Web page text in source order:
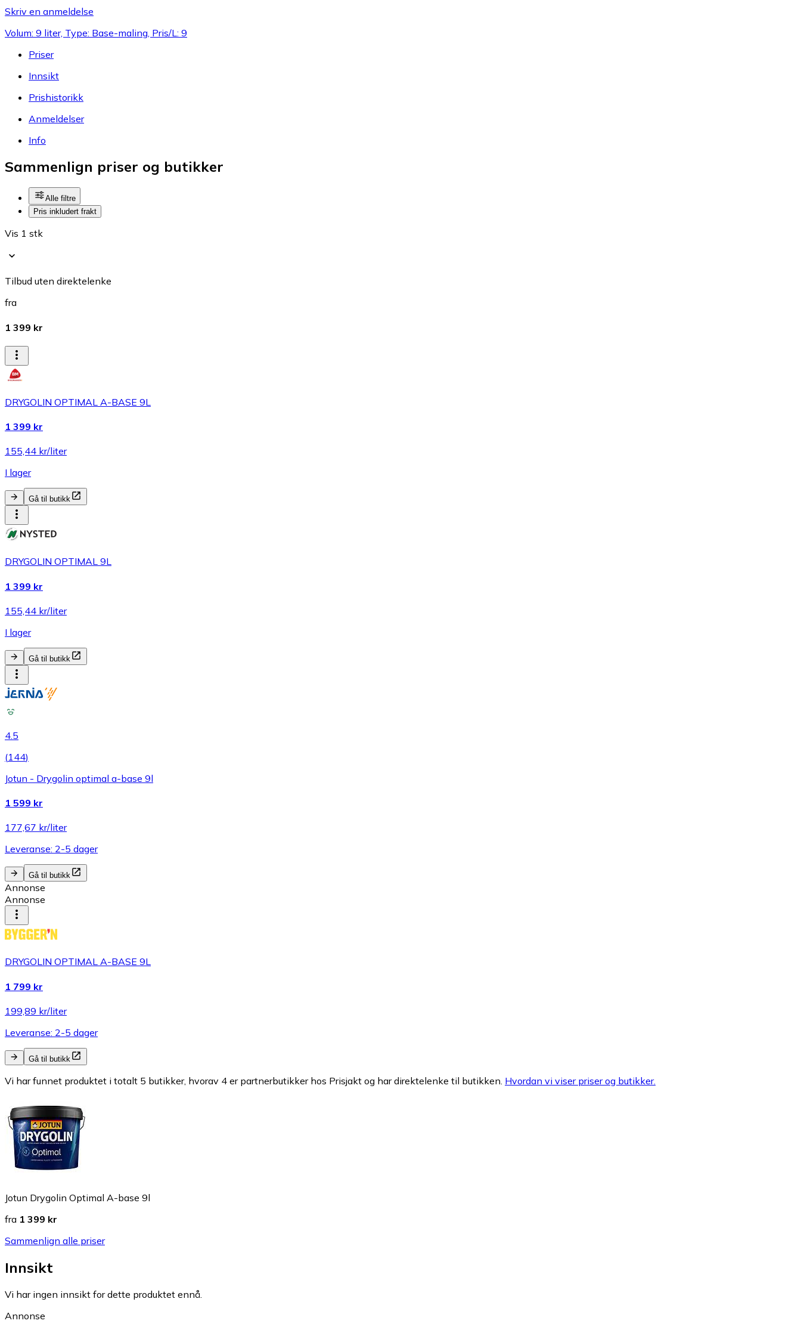
Skriv en anmeldelse
Volum: 9 liter, Type: Base-maling, Pris/L: 9
Priser
Innsikt
Prishistorikk
Anmeldelser
Info
Sammenlign priser og butikker
Alle filtre
Pris inkludert frakt
Vis 1 stk
Tilbud uten direktelenke
fra
1 399 kr
DRYGOLIN OPTIMAL A-BASE 9L
1 399 kr
155,44 kr/liter
I lager
Gå til butikk
DRYGOLIN OPTIMAL 9L
1 399 kr
155,44 kr/liter
I lager
Gå til butikk
4.5
(144)
Jotun - Drygolin optimal a-base 9l
1 599 kr
177,67 kr/liter
Leveranse: 2-5 dager
Gå til butikk
Annonse
Annonse
DRYGOLIN OPTIMAL A-BASE 9L
1 799 kr
199,89 kr/liter
Leveranse: 2-5 dager
Gå til butikk
Vi har funnet produktet i totalt 5 butikker, hvorav 4 er partnerbutikker hos Prisjakt og har direktelenke til butikken. Hvordan vi viser priser og butikker.
Jotun Drygolin Optimal A-base 9l
fra 1 399 kr
Sammenlign alle priser
Innsikt
Vi har ingen innsikt for dette produktet ennå.
Annonse